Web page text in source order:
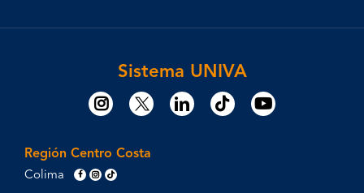
Sistema UNIVA
Región Centro Costa
Colima